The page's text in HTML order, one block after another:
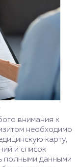
внимания к
необходимо
карту,
и список
полными данными